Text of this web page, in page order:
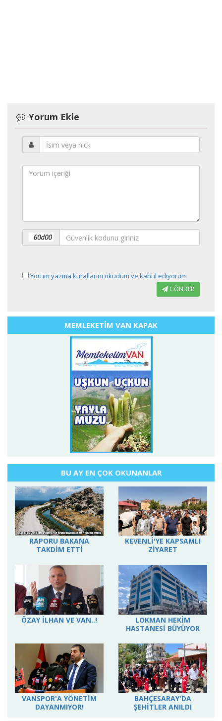
Yorum Ekle
Yorum yazma kurallarını okudum ve kabul ediyorum
GÖNDER
MEMLEKETİM VAN KAPAK
BU AY EN ÇOK OKUNANLAR
RAPORU BAKANA
TAKDİM ETTİ
KEVENLİ'YE KAPSAMLI
ZİYARET
ÖZAY İLHAN VE VAN..!
LOKMAN HEKİM
HASTANESİ BÜYÜYOR
VANSPOR'A YÖNETİM
DAYANMIYOR!
BAHÇESARAY'DA
ŞEHİTLER ANILDI